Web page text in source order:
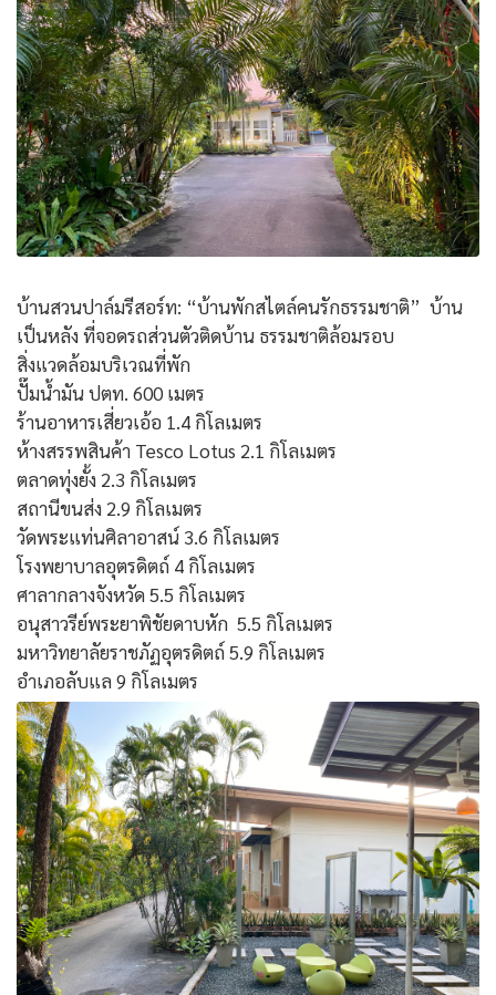
บ้านสวนปาล์มรีสอร์ท: “บ้านพักสไตล์คนรักธรรมชาติ” บ้าน
เป็นหลัง ที่จอดรถส่วนตัวติดบ้าน ธรรมชาติล้อมรอบ
สิ่งแวดล้อมบริเวณที่พัก
ปั๊มน้ำมัน ปตท. 600 เมตร
ร้านอาหารเสี่ยวเอ้อ 1.4 กิโลเมตร
ห้างสรรพสินค้า Tesco Lotus 2.1 กิโลเมตร
ตลาดทุ่งยั้ง 2.3 กิโลเมตร
สถานีขนส่ง 2.9 กิโลเมตร
วัดพระแท่นศิลาอาสน์ 3.6 กิโลเมตร
โรงพยาบาลอุตรดิตถ์ 4 กิโลเมตร
ศาลากลางจังหวัด 5.5 กิโลเมตร
อนุสาวรีย์พระยาพิชัยดาบหัก 5.5 กิโลเมตร
มหาวิทยาลัยราชภัฏอุตรดิตถ์ 5.9 กิโลเมตร
อำเภอลับแล 9 กิโลเมตร